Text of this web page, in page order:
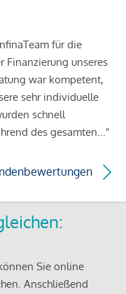
für die
Finanzierung unseres
war kompetent,
sehr individuelle
schnell
des gesamten..."
Sie online
Anschließend